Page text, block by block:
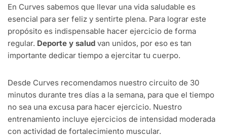
En Curves sabemos que llevar una vida saludable es
esencial para ser feliz y sentirte plena. Para lograr este
propósito es indispensable hacer ejercicio de forma
regular. Deporte y salud van unidos, por eso es tan
importante dedicar tiempo a ejercitar tu cuerpo.
Desde Curves recomendamos nuestro circuito de 30
minutos durante tres días a la semana, para que el tiempo
no sea una excusa para hacer ejercicio. Nuestro
entrenamiento incluye ejercicios de intensidad moderada
con actividad de fortalecimiento muscular.